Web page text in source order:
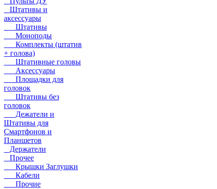
Штативы и
аксессуары
Штативы
Моноподы
Комплекты (штатив
+ голова)
Штативные головы
Аксессуары
Площадки для
головок
Штативы без
головок
Дежатели и
Штативы для
Смартфонов и
Планшетов
Держатели
Прочее
Крышки Заглушки
Кабели
Прочие